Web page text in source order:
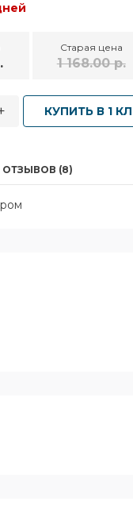
Старая цена
1 168.00 р.
КУПИТЬ В 1
ОТЗЫВОВ (8)